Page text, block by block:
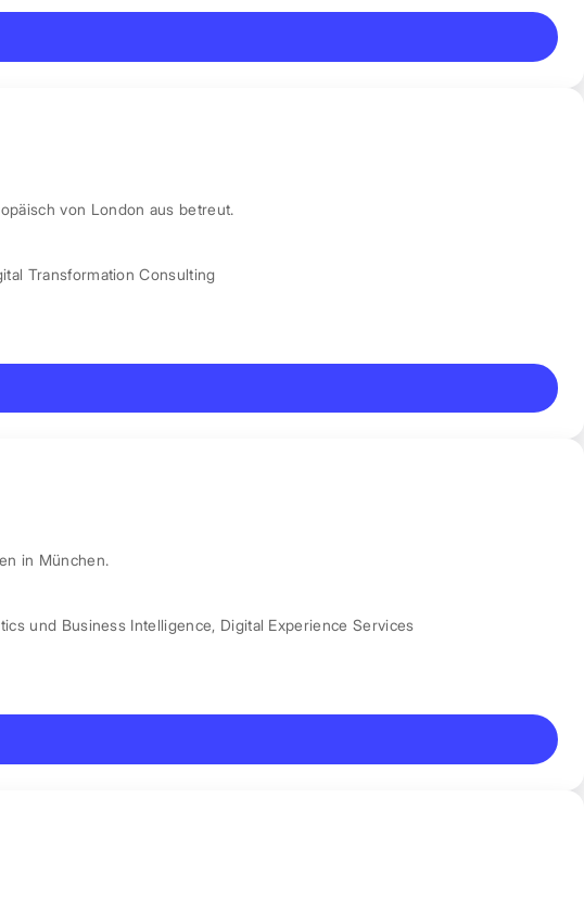
von London aus betreut.
Transformation Consulting
in München.
und Business Intelligence, Digital Experience Services